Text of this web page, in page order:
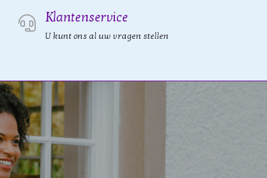
Klantenservice
U kunt ons al uw vragen stellen